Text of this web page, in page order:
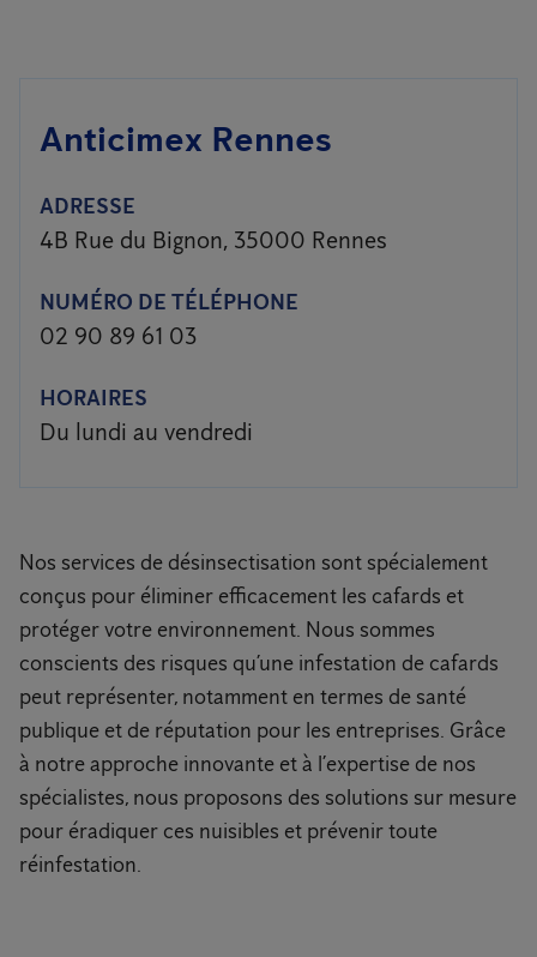
Anticimex Rennes
ADRESSE
4B Rue du Bignon, 35000 Rennes
NUMÉRO DE TÉLÉPHONE
02 90 89 61 03
HORAIRES
Du lundi au vendredi
Nos services de désinsectisation sont spécialement
conçus pour éliminer efficacement les cafards et
protéger votre environnement. Nous sommes
conscients des risques qu’une infestation de cafards
peut représenter, notamment en termes de santé
publique et de réputation pour les entreprises. Grâce
à notre approche innovante et à l’expertise de nos
spécialistes, nous proposons des solutions sur mesure
pour éradiquer ces nuisibles et prévenir toute
réinfestation.